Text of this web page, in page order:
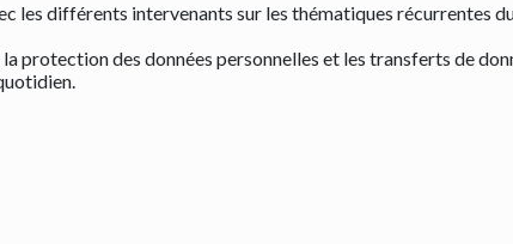
les différents intervenants sur les thématiques récurrentes
protection des données personnelles et les transferts de